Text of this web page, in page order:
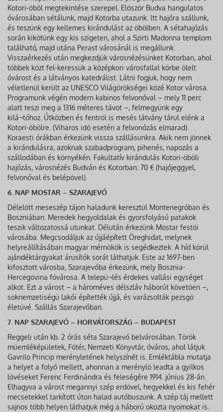
Kotori-öböl megtekintése szerepel. Először Budva hangulatos
óvárosában sétálunk, majd Kotorba utazunk. Itt hajóra szállunk,
és teszünk egy kellemes kirándulást az öbölben. A sétahajózás
során kikötünk egy kis szigeten, ahol a Szirti Madonna templom
található, majd utána Perast városánál is megállunk.
Visszaérkezés után megkezdjük városnézésünket Kotorban, ahol
többek közt fel-keressük a középkori városfallal körbe ölelt
óvárost és a látványos katedrálist. Látni fogjuk, hogy nem
véletlenül került az UNESCO Világörökségei közé Kotor városa.
Programunk végén modern kabinos felvonóval – mely 11 perc
alatt teszi meg a 1316 méteres távot –, felmegyünk egy
kilá¬tóhoz. Útközben és fentről is mesés látvány tárul elénk a
Kotori-öbölre. (Viharos idő esetén a felvonózás elmarad).
Koraesti órákban érkezünk vissza szállásunkra. Akik nem jönnek
a kirándulásra, azoknak szabadprogram, pihenés, napozás a
szállodában és környékén. Fakultatív kirándulás Kotori-öböli
hajózás, városnézés Budván és Kotorban: 70 € (hajójeggyel,
felvonóval és belépővel).
6. NAP MOSTAR – SZARAJEVÓ
Délelőtt meseszép tájon haladunk keresztül Montenegróban és
Boszniában. Meredek hegyoldalak és gyorsfolyású patakok
teszik változatossá utunkat. Délután érkezünk Mostar festői
városába. Megcsodáljuk az újjáépített Öreghidat, melynek
helyreállításában magyar mérnökök is segédkeztek. A híd körül
ajándéktárgyakat árusítók sorát láthatjuk. Este az 1697-ben
kifosztott városba, Szarajevóba érkezünk, mely Bosznia-
Hercegovina fővárosa. A telepü¬lés érdekes vallási egységet
alkot. Ezt a várost – a hároméves délszláv háborút követően –,
soknemzetiségű lakói építették újjá, és varázsolták pezsgő
életűvé. Szállás Szarajevóban.
7. NAP SZARAJEVÓ – HORVÁTORSZÁG – BUDAPEST
Reggeli után kb. 2 órás séta Szarajevó belvárosában. Török
műemléképületek, Főtér, Nemzeti Könyvtár, óváros, ahol látjuk
Gavrilo Princip merényletének helyszínét is. Emléktábla mutatja
a helyet a folyó mellett, ahonnan a merénylő leadta a gyilkos
lövéseket Ferenc Ferdinándra és feleségére 1914. június 28-án.
Elhagyva a várost megannyi szép erdővel, hegyekkel és kis fehér
mecsetekkel tarkított úton halad autóbuszunk. A szép táj mellett
sajnos több helyen láthatjuk még a háború okozta nyomokat is.